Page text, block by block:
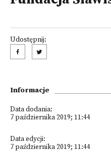
Udostępnij:
Informacje
Data dodania:
7 października 2019; 11:44
Data edycji:
7 października 2019; 11:44